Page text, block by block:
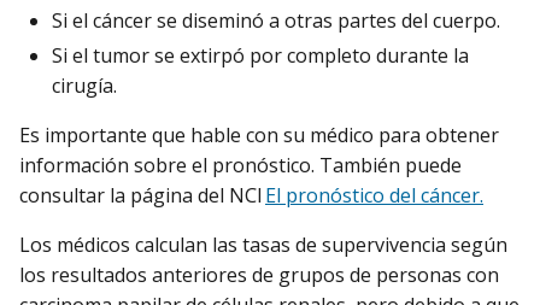
Si el cáncer se diseminó a otras partes del cuerpo.
Si el tumor se extirpó por completo durante la
cirugía.
Es importante que hable con su médico para obtener
información sobre el pronóstico. También puede
consultar la página del NCI El pronóstico del cáncer.
Los médicos calculan las tasas de supervivencia según
los resultados anteriores de grupos de personas con